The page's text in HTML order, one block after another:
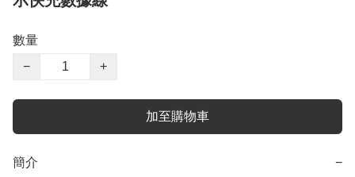
數量
−
+
加至購物車
簡介 −